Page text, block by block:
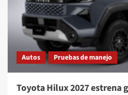
Autos Pruebas de manejo
Toyota Hilux 2027 estrena